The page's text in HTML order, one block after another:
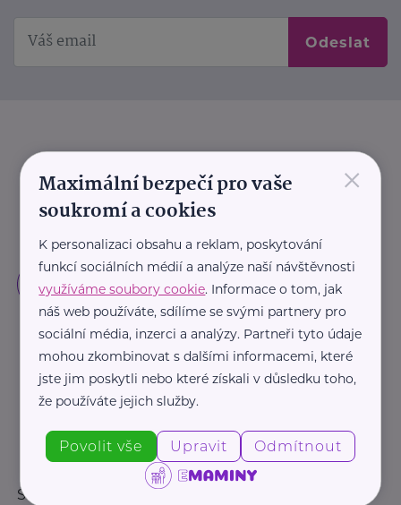
Odeslat
Sledujte nás:
×
Maximální bezpečí pro vaše
soukromí a cookies
K personalizaci obsahu a reklam, poskytování
funkcí sociálních médií a analýze naší návštěvnosti
využíváme soubory cookie. Informace o tom, jak
náš web používáte, sdílíme se svými partnery pro
sociální média, inzerci a analýzy. Partneři tyto údaje
mohou zkombinovat s dalšími informacemi, které
jste jim poskytli nebo které získali v důsledku toho,
že používáte jejich služby.
Povolit vše Upravit Odmítnout